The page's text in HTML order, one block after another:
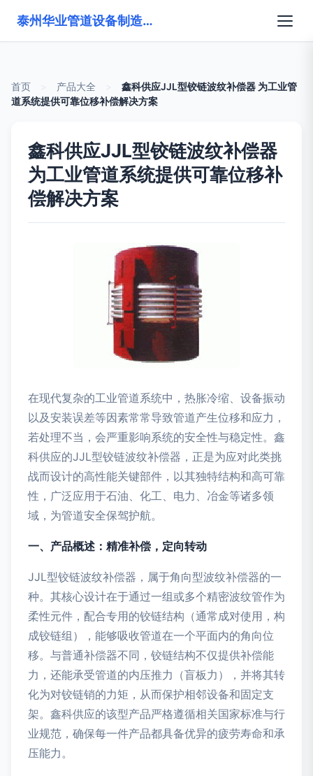
泰州华业管道设备制造有限公司
首页 产品大全
鑫科供应JJL型铰链波纹补偿器 为工业管
道系统提供可靠位移补偿解决方案
鑫科供应JJL型铰链波纹补偿器
为工业管道系统提供可靠位移补
偿解决方案
在现代复杂的工业管道系统中，热胀冷缩、设备振动
以及安装误差等因素常常导致管道产生位移和应力，
若处理不当，会严重影响系统的安全性与稳定性。鑫
科供应的JJL型铰链波纹补偿器，正是为应对此类挑
战而设计的高性能关键部件，以其独特结构和高可靠
性，广泛应用于石油、化工、电力、冶金等诸多领
域，为管道安全保驾护航。
一、产品概述：精准补偿，定向转动
JJL型铰链波纹补偿器，属于角向型波纹补偿器的一
种。其核心设计在于通过一组或多个精密波纹管作为
柔性元件，配合专用的铰链结构（通常成对使用，构
成铰链组），能够吸收管道在一个平面内的角向位
移。与普通补偿器不同，铰链结构不仅提供补偿能
力，还能承受管道的内压推力（盲板力），并将其转
化为对铰链销的力矩，从而保护相邻设备和固定支
架。鑫科供应的该型产品严格遵循相关国家标准与行
业规范，确保每一件产品都具备优异的疲劳寿命和承
压能力。